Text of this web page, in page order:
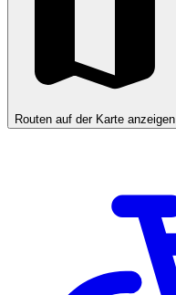
Routen auf der Karte anzeigen